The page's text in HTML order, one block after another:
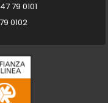
79 0101
0102